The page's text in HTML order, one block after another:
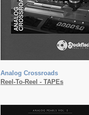
Analog Crossroads
Reel-To-Reel - TAPEs